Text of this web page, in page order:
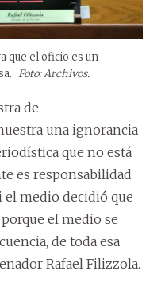
que el oficio es un
Foto: Archivos.
de
una ignorancia
que no está
es responsabilidad
el medio decidió que
el medio se
de toda esa
Rafael Filizzola.